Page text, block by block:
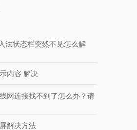
法状态栏突然不见怎么解
内容 解决
网连接找不到了怎么办？请
解决方法